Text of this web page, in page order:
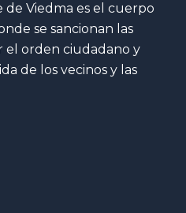
de Viedma es el cuerpo
se sancionan las
el orden ciudadano y
de los vecinos y las